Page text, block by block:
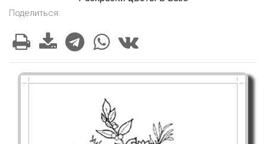
Поделиться: